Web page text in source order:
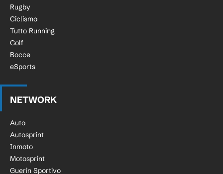
Rugby
Ciclismo
Tutto Running
Golf
Bocce
eSports
NETWORK
Auto
Autosprint
Inmoto
Motosprint
Guerin Sportivo